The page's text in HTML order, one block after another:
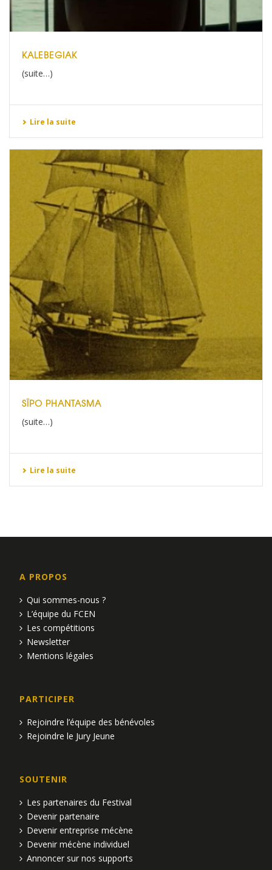
KALEBEGIAK
(suite…)
Lire la suite
SÎPO PHANTASMA
(suite…)
Lire la suite
A PROPOS
Qui sommes-nous ?
L’équipe du FCEN
Les compétitions
Newsletter
Mentions légales
PARTICIPER
Rejoindre l’équipe des bénévoles
Rejoindre le Jury Jeune
SOUTENIR
Les partenaires du Festival
Devenir partenaire
Devenir entreprise mécène
Devenir mécène individuel
Annoncer sur nos supports